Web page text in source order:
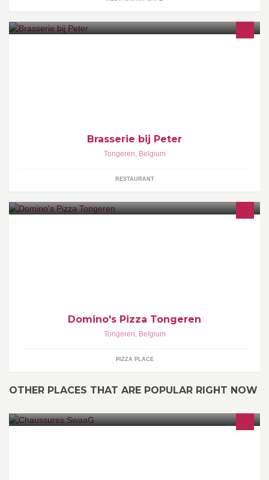
Brasserie bij Peter
Tongeren, Belgium
RESTAURANT
Domino's Pizza Tongeren
Tongeren, Belgium
PIZZA PLACE
OTHER PLACES THAT ARE POPULAR RIGHT NOW